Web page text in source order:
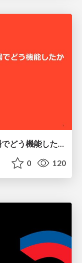
グローバル基準のSREは、運用現場でどう機能したか：成熟度アセスメントの実践 ／ SRE NEXT 2026
0 120